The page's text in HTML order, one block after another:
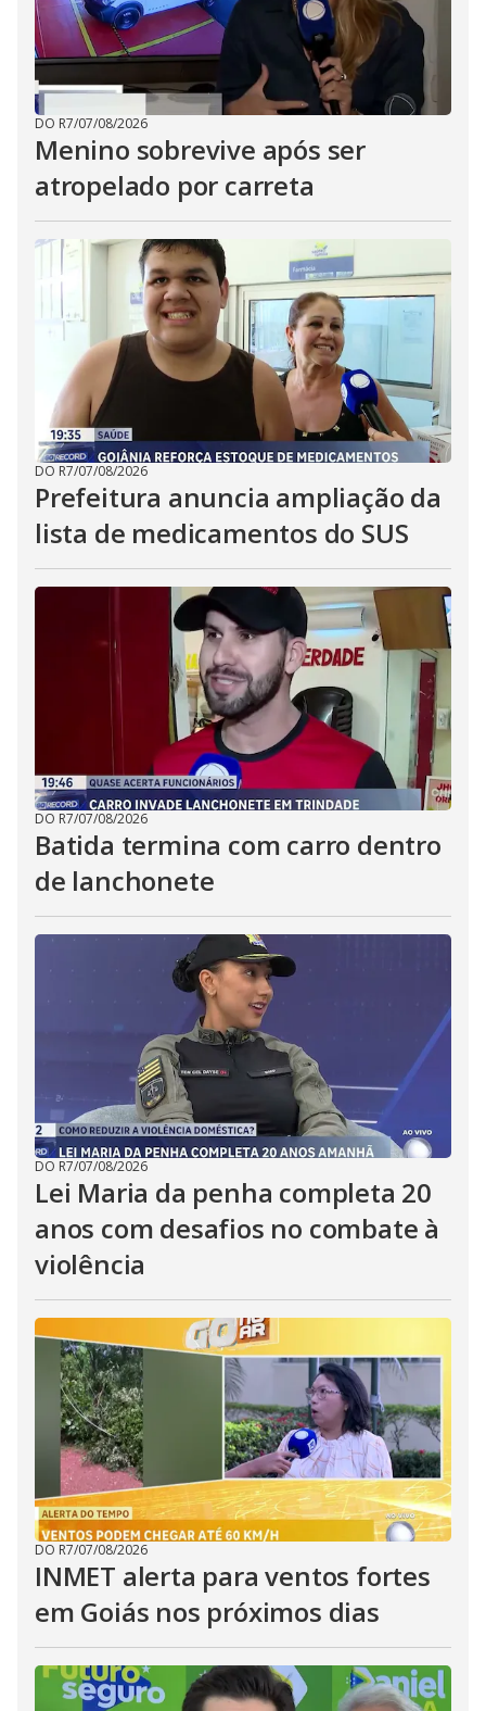
DO R7/07/08/2026
Menino sobrevive após ser
atropelado por carreta
DO R7/07/08/2026
Prefeitura anuncia ampliação da
lista de medicamentos do SUS
DO R7/07/08/2026
Batida termina com carro dentro
de lanchonete
DO R7/07/08/2026
Lei Maria da penha completa 20
anos com desafios no combate à
violência
DO R7/07/08/2026
INMET alerta para ventos fortes
em Goiás nos próximos dias